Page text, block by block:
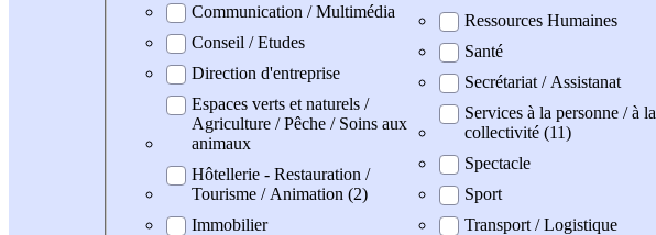
Communication / Multimédia
Conseil / Etudes
Direction d'entreprise
Espaces verts et naturels /
Agriculture / Pêche / Soins aux
animaux
Hôtellerie - Restauration /
Tourisme / Animation (2)
Immobilier
Ressources Humaines
Santé
Secrétariat / Assistanat
Services à la personne / à la
collectivité (11)
Spectacle
Sport
Transport / Logistique